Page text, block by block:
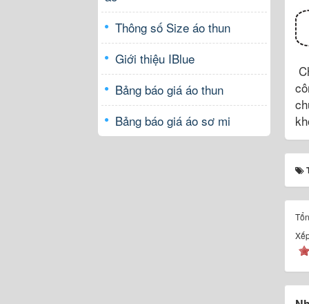
Thông số Size áo thun
Giới thiệu IBlue
Bảng báo giá áo thun
Bảng báo giá áo sơ mi